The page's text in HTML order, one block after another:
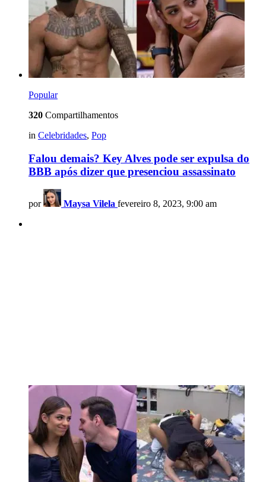
Popular
320 Compartilhamentos
in Celebridades, Pop
Falou demais? Key Alves pode ser expulsa do
BBB após dizer que presenciou assassinato
por Maysa Vilela fevereiro 8, 2023, 9:00 am